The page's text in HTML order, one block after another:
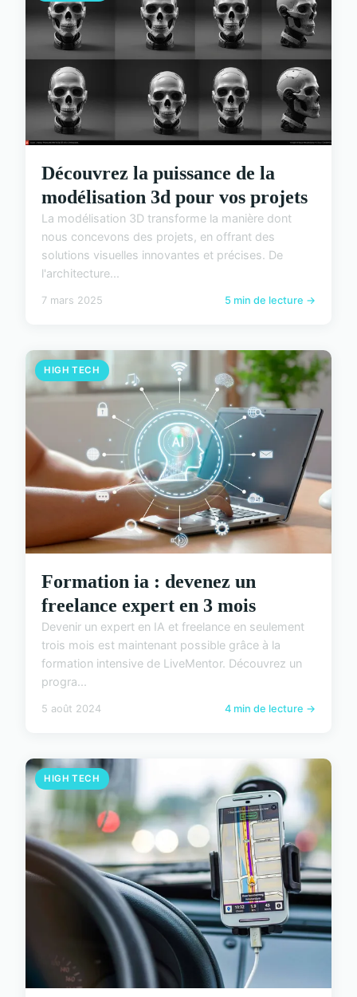
Découvrez la puissance de la
modélisation 3d pour vos projets
La modélisation 3D transforme la manière dont
nous concevons des projets, en offrant des
solutions visuelles innovantes et précises. De
l'architecture...
7 mars 2025 5 min de lecture →
HIGH TECH
Formation ia : devenez un
freelance expert en 3 mois
Devenir un expert en IA et freelance en seulement
trois mois est maintenant possible grâce à la
formation intensive de LiveMentor. Découvrez un
progra...
5 août 2024 4 min de lecture →
HIGH TECH